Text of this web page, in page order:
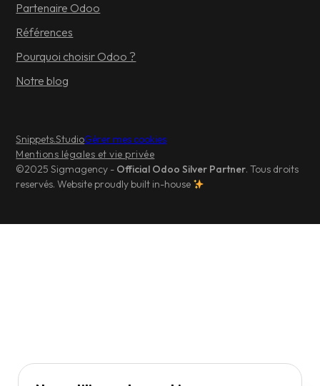
Partenaire Odoo
Références
Pourquoi choisir Odoo ?
Notre blog
©2025 Sigmagency - Official Odoo Silver Partner. Tous droits
reservés. Website proudly built in-house
Snippets.StudioGérer mes cookies
Mentions légales et vie privée